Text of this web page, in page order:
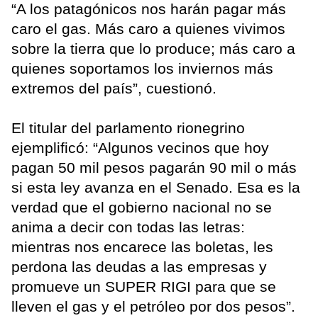
“A los patagónicos nos harán pagar más
caro el gas. Más caro a quienes vivimos
sobre la tierra que lo produce; más caro a
quienes soportamos los inviernos más
extremos del país”, cuestionó.
El titular del parlamento rionegrino
ejemplificó: “Algunos vecinos que hoy
pagan 50 mil pesos pagarán 90 mil o más
si esta ley avanza en el Senado. Esa es la
verdad que el gobierno nacional no se
anima a decir con todas las letras:
mientras nos encarece las boletas, les
perdona las deudas a las empresas y
promueve un SUPER RIGI para que se
lleven el gas y el petróleo por dos pesos”.